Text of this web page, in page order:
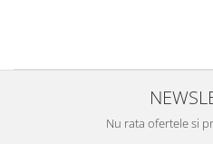
Nu rata ofertele si